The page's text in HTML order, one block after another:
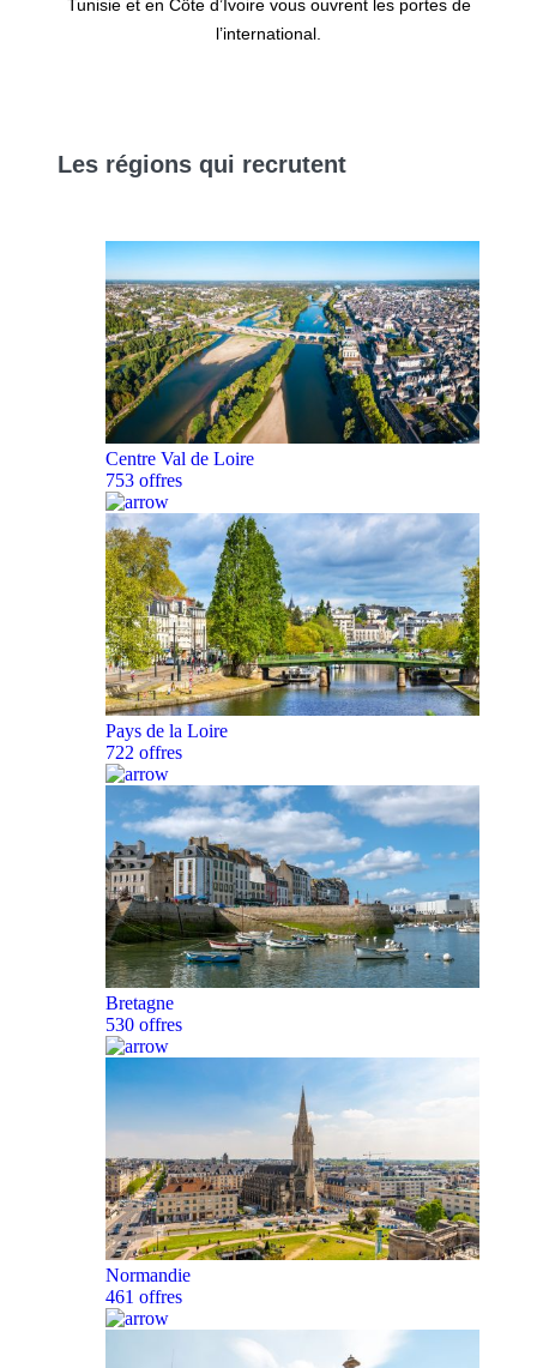
Tunisie et en Côte d’Ivoire vous ouvrent les portes de
l’international.
Les régions qui recrutent
Centre Val de Loire
753 offres
Pays de la Loire
722 offres
Bretagne
530 offres
Normandie
461 offres